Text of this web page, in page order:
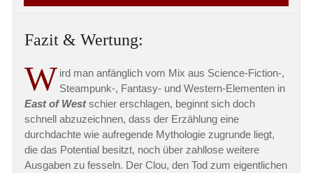
Fazit & Wertung:
W ird man anfänglich vom Mix aus Science-Fiction-,
Steampunk-, Fantasy- und Western-Elementen in
East of Westschier erschlagen, beginnt sich doch
schnell abzuzeichnen, dass der Erzählung eine
durchdachte wie aufregende Mythologie zugrunde liegt,
die das Potential besitzt, noch über zahllose weitere
Ausgaben zu fesseln. Der Clou, den Tod zum eigentlichen